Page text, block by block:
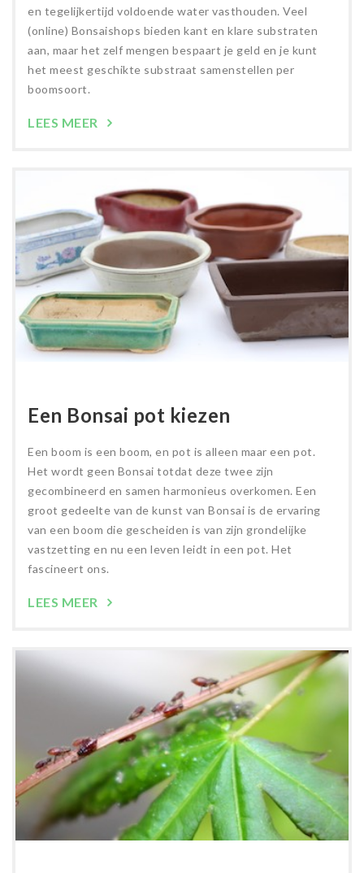
en tegelijkertijd voldoende water vasthouden. Veel
(online) Bonsaishops bieden kant en klare substraten
aan, maar het zelf mengen bespaart je geld en je kunt
het meest geschikte substraat samenstellen per
boomsoort.
LEES MEER
Een Bonsai pot kiezen
Een boom is een boom, en pot is alleen maar een pot.
Het wordt geen Bonsai totdat deze twee zijn
gecombineerd en samen harmonieus overkomen. Een
groot gedeelte van de kunst van Bonsai is de ervaring
van een boom die gescheiden is van zijn grondelijke
vastzetting en nu een leven leidt in een pot. Het
fascineert ons.
LEES MEER